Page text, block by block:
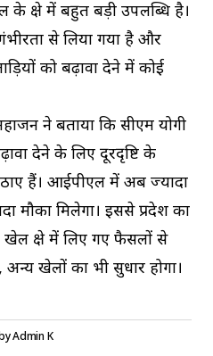
क्षेत्र में बहुत बड़ी उपलब्धि है।
से लिया गया है और
को बढ़ावा देने में कोई
ने बताया कि सीएम योगी
देने के लिए दूरदृष्टि के
हैं। आईपीएल में अब ज्यादा
मौका मिलेगा। इससे प्रदेश का
खेल क्षेत्र में लिए गए फैसलों से
अन्य खेलों का भी सुधार होगा।
Admin K